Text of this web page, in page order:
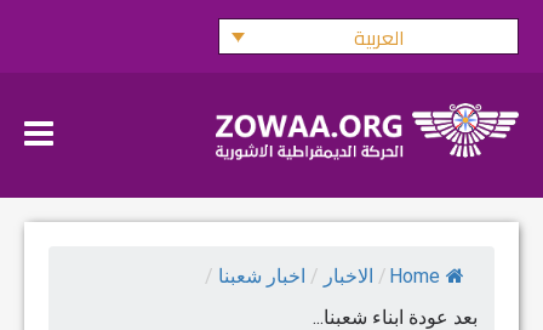
Skip
العربية
Home
/ الاخبار / اخبار شعبنا /
بعد عودة ابناء شعبنا...